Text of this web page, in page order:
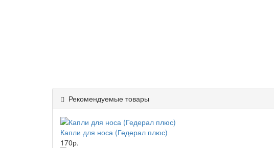
Рекомендуемые товары
Капли для носа (Гедерал плюс)
170р.